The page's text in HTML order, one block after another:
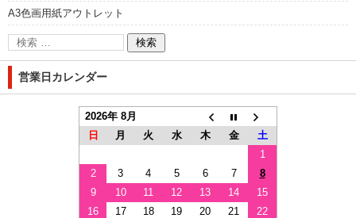
A3色画用紙アウトレット
営業日カレンダー
2026年 8月
日
月 火 水 木 金
土
1
2
3 4 5 6 7
8
9
10 11 12 13 14
15
16
17 18 19 20 21
22